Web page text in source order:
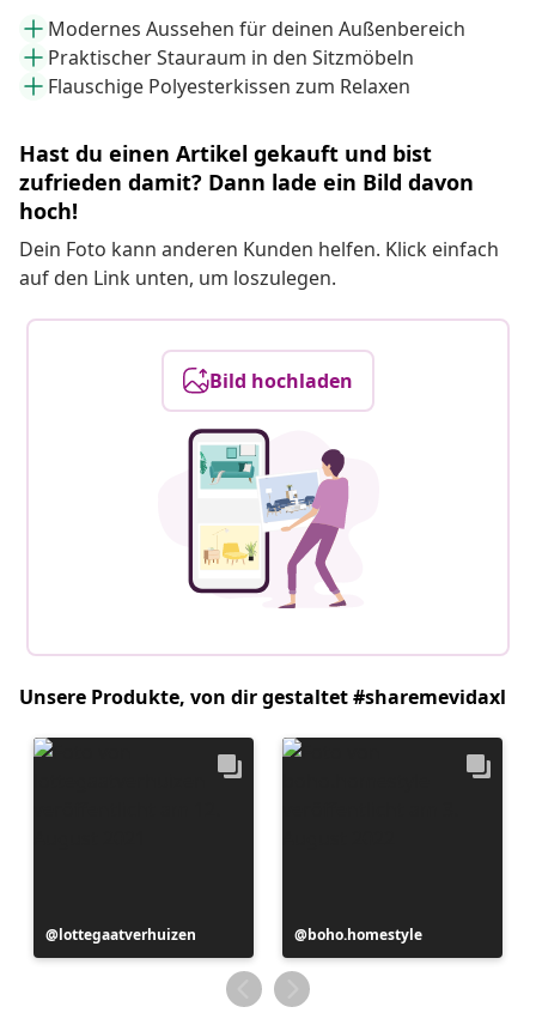
Modernes Aussehen für deinen Außenbereich
Praktischer Stauraum in den Sitzmöbeln
Flauschige Polyesterkissen zum Relaxen
Hast du einen Artikel gekauft und bist
zufrieden damit? Dann lade ein Bild davon
hoch!
Dein Foto kann anderen Kunden helfen. Klick einfach
auf den Link unten, um loszulegen.
Bild hochladen
Unsere Produkte, von dir gestaltet #sharemevidaxl
Beitrag
veröffentlicht
lottegaatverhuizen
Beitrag
veröffentlicht
von
boho.homestyle